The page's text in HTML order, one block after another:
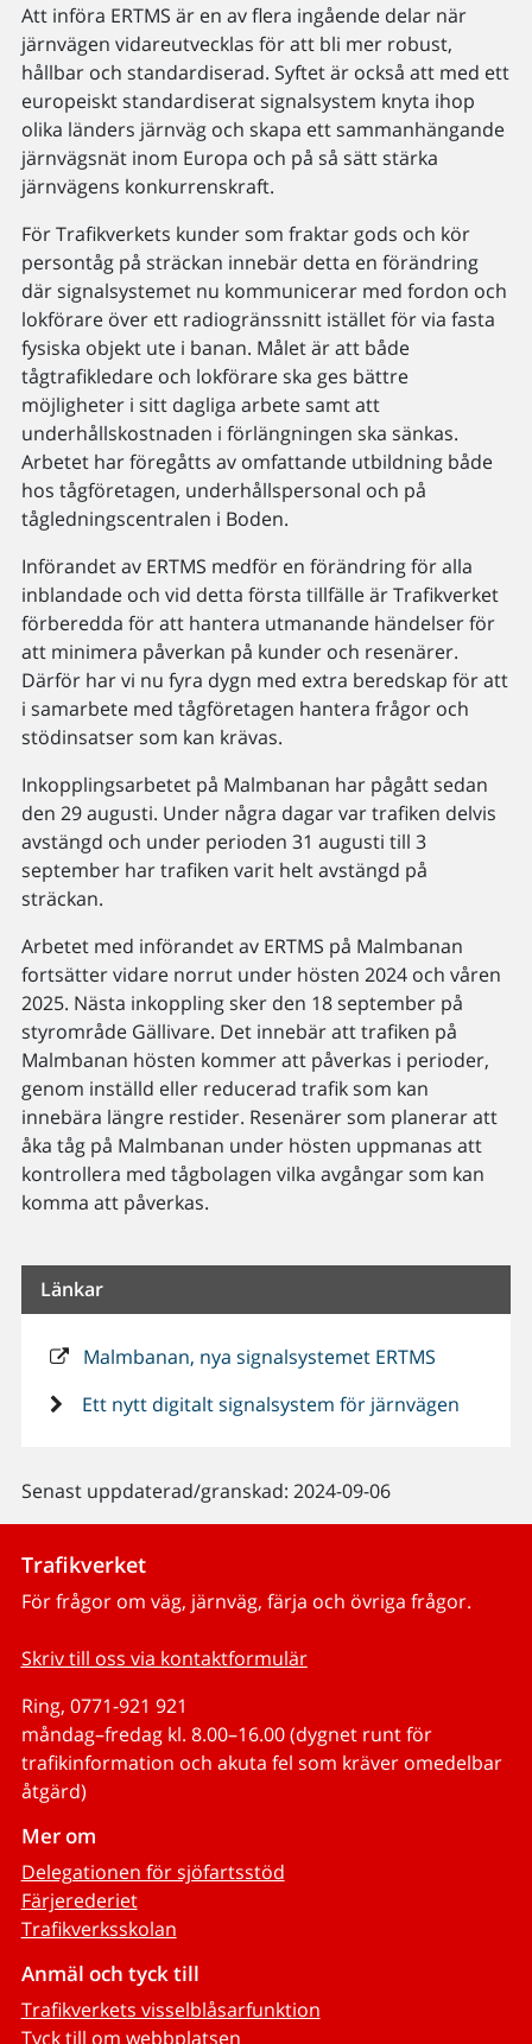
Att införa ERTMS är en av flera ingående delar när
järnvägen vidareutvecklas för att bli mer robust,
hållbar och standardiserad. Syftet är också att med ett
europeiskt standardiserat signalsystem knyta ihop
olika länders järnväg och skapa ett sammanhängande
järnvägsnät inom Europa och på så sätt stärka
järnvägens konkurrenskraft.
För Trafikverkets kunder som fraktar gods och kör
persontåg på sträckan innebär detta en förändring
där signalsystemet nu kommunicerar med fordon och
lokförare över ett radiogränssnitt istället för via fasta
fysiska objekt ute i banan. Målet är att både
tågtrafikledare och lokförare ska ges bättre
möjligheter i sitt dagliga arbete samt att
underhållskostnaden i förlängningen ska sänkas.
Arbetet har föregåtts av omfattande utbildning både
hos tågföretagen, underhållspersonal och på
tågledningscentralen i Boden.
Införandet av ERTMS medför en förändring för alla
inblandade och vid detta första tillfälle är Trafikverket
förberedda för att hantera utmanande händelser för
att minimera påverkan på kunder och resenärer.
Därför har vi nu fyra dygn med extra beredskap för att
i samarbete med tågföretagen hantera frågor och
stödinsatser som kan krävas.
Inkopplingsarbetet på Malmbanan har pågått sedan
den 29 augusti. Under några dagar var trafiken delvis
avstängd och under perioden 31 augusti till 3
september har trafiken varit helt avstängd på
sträckan.
Arbetet med införandet av ERTMS på Malmbanan
fortsätter vidare norrut under hösten 2024 och våren
2025. Nästa inkoppling sker den 18 september på
styrområde Gällivare. Det innebär att trafiken på
Malmbanan hösten kommer att påverkas i perioder,
genom inställd eller reducerad trafik som kan
innebära längre restider. Resenärer som planerar att
åka tåg på Malmbanan under hösten uppmanas att
kontrollera med tågbolagen vilka avgångar som kan
komma att påverkas.
Länkar
Malmbanan, nya signalsystemet ERTMS
Ett nytt digitalt signalsystem för järnvägen
Senast uppdaterad/granskad: 2024-09-06
Trafikverket
För frågor om väg, järnväg, färja och övriga frågor.
Skriv till oss via kontaktformulär
Ring, 0771-921 921
måndag–fredag kl. 8.00–16.00 (dygnet runt för
trafikinformation och akuta fel som kräver omedelbar
åtgärd)
Mer om
Delegationen för sjöfartsstöd
Färjerederiet
Trafikverksskolan
Anmäl och tyck till
Trafikverkets visselblåsarfunktion
Tyck till om webbplatsen